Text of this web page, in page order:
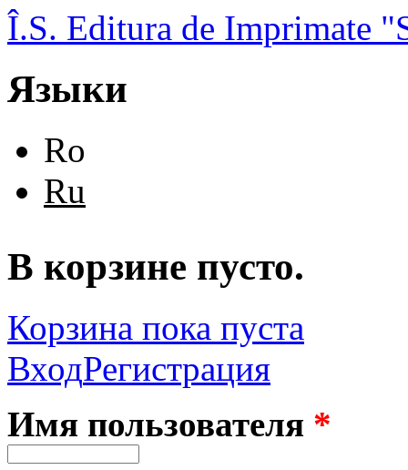
Перейти к основному содержанию
Î.S. Editura de Imprimate
Языки
Ro
Ru
В корзине пусто.
Корзина пока пуста
ВходРегистрация
Имя пользователя *